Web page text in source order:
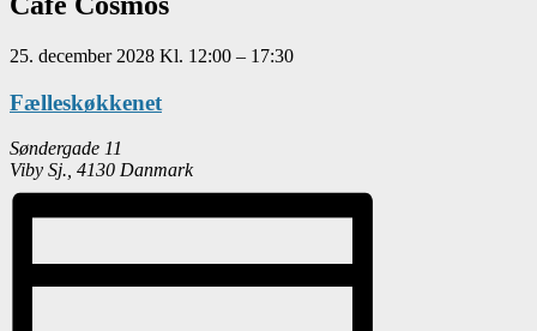
25. december 2028 Kl. 12:00 – 17:30
Fælleskøkkenet
Søndergade 11
Viby Sj. 4130 Danmark